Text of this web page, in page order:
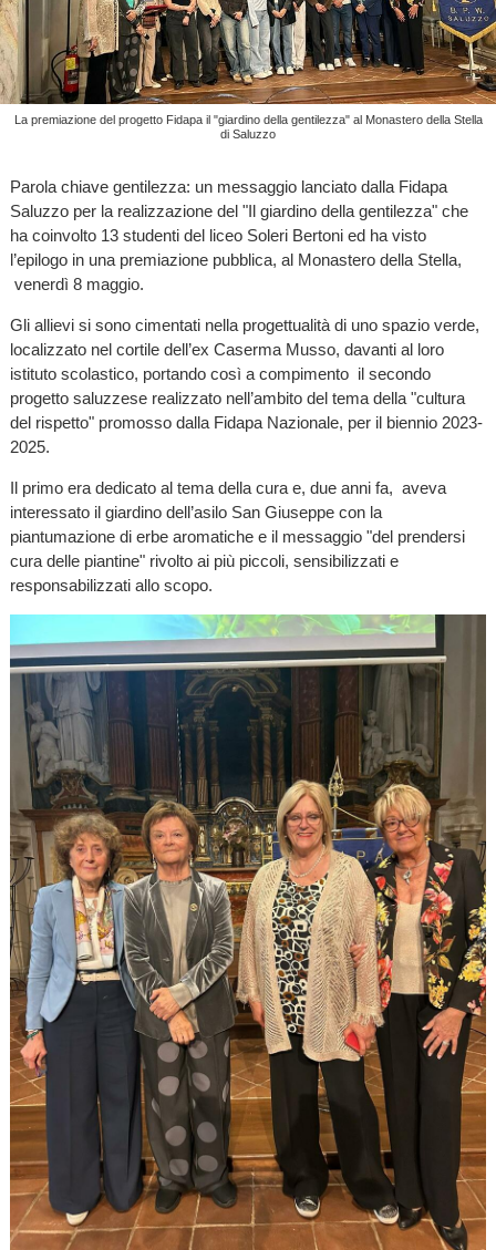
La premiazione del progetto Fidapa il "giardino della gentilezza" al Monastero della Stella
di Saluzzo
Parola chiave gentilezza: un messaggio lanciato dalla Fidapa
Saluzzo per la realizzazione del "Il giardino della gentilezza" che
ha coinvolto 13 studenti del liceo Soleri Bertoni ed ha visto
l’epilogo in una premiazione pubblica, al Monastero della Stella,
venerdì 8 maggio.
Gli allievi si sono cimentati nella progettualità di uno spazio verde,
localizzato nel cortile dell’ex Caserma Musso, davanti al loro
istituto scolastico, portando così a compimento il secondo
progetto saluzzese realizzato nell’ambito del tema della "cultura
del rispetto" promosso dalla Fidapa Nazionale, per il biennio 2023-
2025.
Il primo era dedicato al tema della cura e, due anni fa, aveva
interessato il giardino dell’asilo San Giuseppe con la
piantumazione di erbe aromatiche e il messaggio "del prendersi
cura delle piantine" rivolto ai più piccoli, sensibilizzati e
responsabilizzati allo scopo.